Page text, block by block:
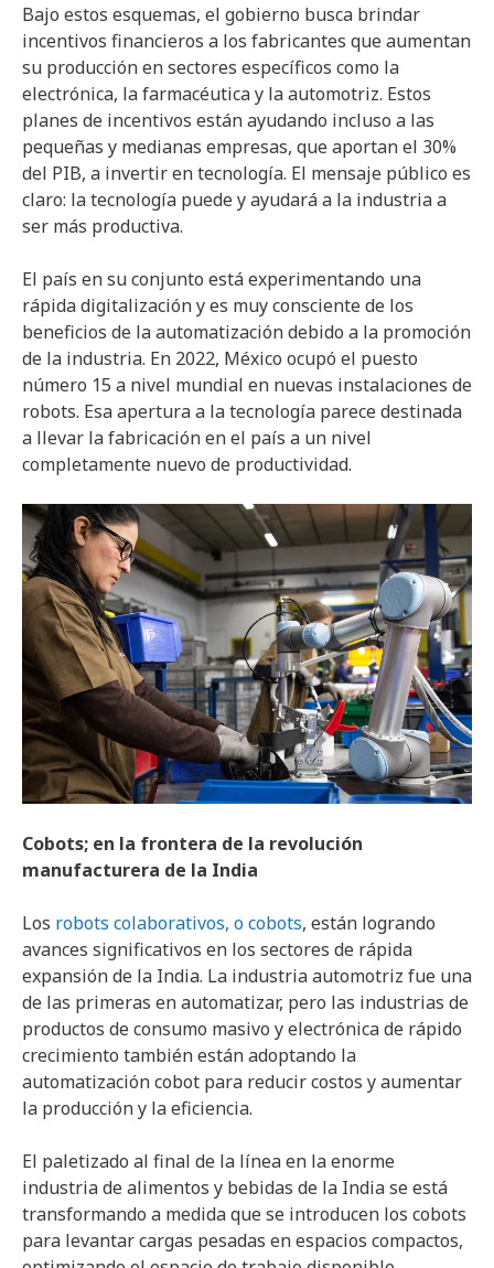
Bajo estos esquemas, el gobierno busca brindar
incentivos financieros a los fabricantes que aumentan
su producción en sectores específicos como la
electrónica, la farmacéutica y la automotriz. Estos
planes de incentivos están ayudando incluso a las
pequeñas y medianas empresas, que aportan el 30%
del PIB, a invertir en tecnología. El mensaje público es
claro: la tecnología puede y ayudará a la industria a
ser más productiva.
El país en su conjunto está experimentando una
rápida digitalización y es muy consciente de los
beneficios de la automatización debido a la promoción
de la industria. En 2022, México ocupó el puesto
número 15 a nivel mundial en nuevas instalaciones de
robots. Esa apertura a la tecnología parece destinada
a llevar la fabricación en el país a un nivel
completamente nuevo de productividad.
Cobots; en la frontera de la revolución
manufacturera de la India
Los robots colaborativos, o cobots, están logrando
avances significativos en los sectores de rápida
expansión de la India. La industria automotriz fue una
de las primeras en automatizar, pero las industrias de
productos de consumo masivo y electrónica de rápido
crecimiento también están adoptando la
automatización cobot para reducir costos y aumentar
la producción y la eficiencia.
El paletizado al final de la línea en la enorme
industria de alimentos y bebidas de la India se está
transformando a medida que se introducen los cobots
para levantar cargas pesadas en espacios compactos,